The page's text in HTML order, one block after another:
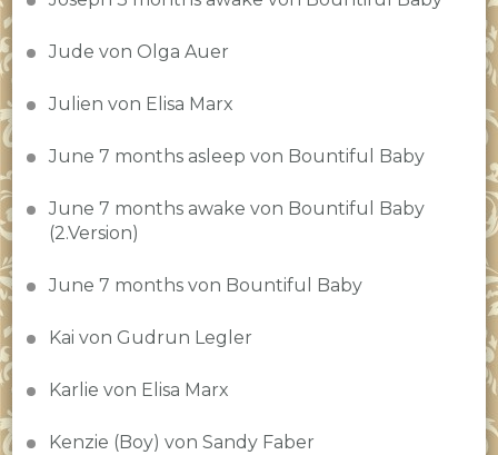
Jude von Olga Auer
Julien von Elisa Marx
June 7 months asleep von Bountiful Baby
June 7 months awake von Bountiful Baby
(2.Version)
June 7 months von Bountiful Baby
Kai von Gudrun Legler
Karlie von Elisa Marx
Kenzie (Boy) von Sandy Faber